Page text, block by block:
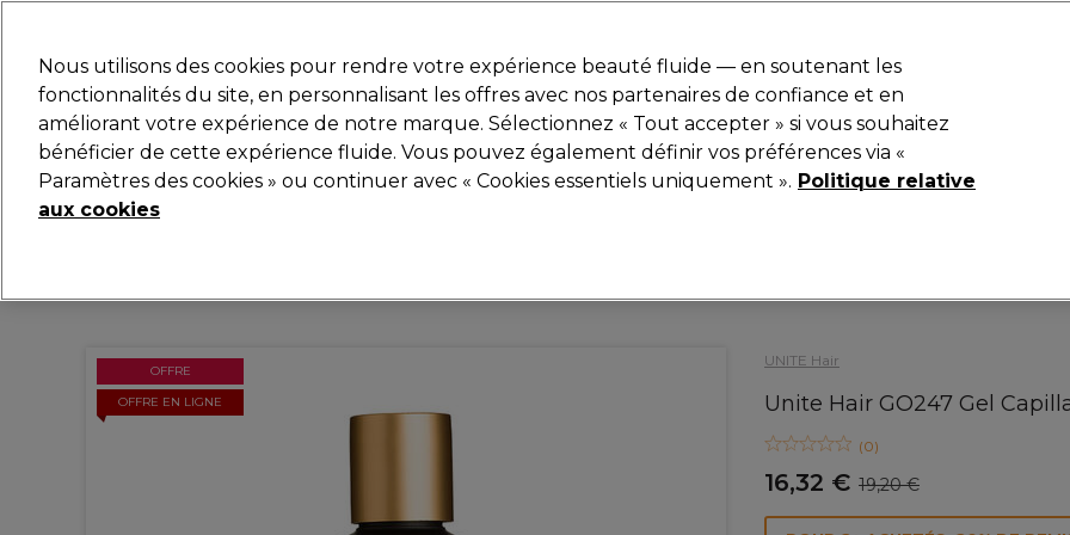
Rechercher
Marques Bons plans Coiffure Electro et Matériel Equipement de salon Beauté Hommes
Livraison et délais
UNITE Hair
Unite Hair GO247 Gel
(0)
16,32 € 19,20 €
OFFRE
OFFRE EN LIGNE
Nous utilisons des cookies pour rendre votre expérience beauté fluide — en soutenant les
fonctionnalités du site, en personnalisant les offres avec nos partenaires de confiance et en
améliorant votre expérience de notre marque. Sélectionnez « Tout accepter » si vous souhaitez
bénéficier de cette expérience fluide. Vous pouvez également définir vos préférences via «
Paramètres des cookies » ou continuer avec « Cookies essentiels uniquement ». Politique relative
aux cookies